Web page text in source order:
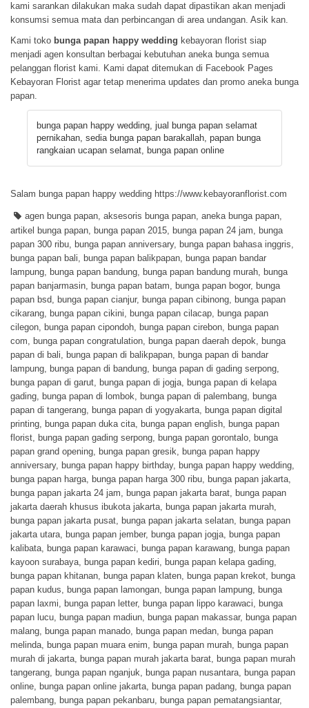
kami sarankan dilakukan maka sudah dapat dipastikan akan menjadi
konsumsi semua mata dan perbincangan di area undangan. Asik kan.
Kami toko bunga papan happy wedding kebayoran florist siap
menjadi agen konsultan berbagai kebutuhan aneka bunga semua
pelanggan florist kami. Kami dapat ditemukan di Facebook Pages
Kebayoran Florist agar tetap menerima updates dan promo aneka bunga
papan.
bunga papan happy wedding, jual bunga papan selamat
pernikahan, sedia bunga papan barakallah, papan bunga
rangkaian ucapan selamat, bunga papan online
Salam bunga papan happy wedding https://www.kebayoranflorist.com
agen bunga papan, aksesoris bunga papan, aneka bunga papan,
artikel bunga papan, bunga papan 2015, bunga papan 24 jam, bunga
papan 300 ribu, bunga papan anniversary, bunga papan bahasa inggris,
bunga papan bali, bunga papan balikpapan, bunga papan bandar
lampung, bunga papan bandung, bunga papan bandung murah, bunga
papan banjarmasin, bunga papan batam, bunga papan bogor, bunga
papan bsd, bunga papan cianjur, bunga papan cibinong, bunga papan
cikarang, bunga papan cikini, bunga papan cilacap, bunga papan
cilegon, bunga papan cipondoh, bunga papan cirebon, bunga papan
com, bunga papan congratulation, bunga papan daerah depok, bunga
papan di bali, bunga papan di balikpapan, bunga papan di bandar
lampung, bunga papan di bandung, bunga papan di gading serpong,
bunga papan di garut, bunga papan di jogja, bunga papan di kelapa
gading, bunga papan di lombok, bunga papan di palembang, bunga
papan di tangerang, bunga papan di yogyakarta, bunga papan digital
printing, bunga papan duka cita, bunga papan english, bunga papan
florist, bunga papan gading serpong, bunga papan gorontalo, bunga
papan grand opening, bunga papan gresik, bunga papan happy
anniversary, bunga papan happy birthday, bunga papan happy wedding,
bunga papan harga, bunga papan harga 300 ribu, bunga papan jakarta,
bunga papan jakarta 24 jam, bunga papan jakarta barat, bunga papan
jakarta daerah khusus ibukota jakarta, bunga papan jakarta murah,
bunga papan jakarta pusat, bunga papan jakarta selatan, bunga papan
jakarta utara, bunga papan jember, bunga papan jogja, bunga papan
kalibata, bunga papan karawaci, bunga papan karawang, bunga papan
kayoon surabaya, bunga papan kediri, bunga papan kelapa gading,
bunga papan khitanan, bunga papan klaten, bunga papan krekot, bunga
papan kudus, bunga papan lamongan, bunga papan lampung, bunga
papan laxmi, bunga papan letter, bunga papan lippo karawaci, bunga
papan lucu, bunga papan madiun, bunga papan makassar, bunga papan
malang, bunga papan manado, bunga papan medan, bunga papan
melinda, bunga papan muara enim, bunga papan murah, bunga papan
murah di jakarta, bunga papan murah jakarta barat, bunga papan murah
tangerang, bunga papan nganjuk, bunga papan nusantara, bunga papan
online, bunga papan online jakarta, bunga papan padang, bunga papan
palembang, bunga papan pekanbaru, bunga papan pematangsiantar,